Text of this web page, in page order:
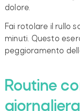
dolore.
Fai rotolare il rullo
minuti. Questo
peggioramento
Routine
giornaliera